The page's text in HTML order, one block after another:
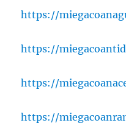
https://
https://
https://
https://